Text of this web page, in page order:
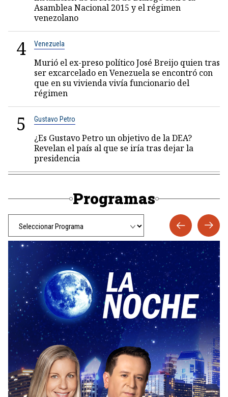
Asamblea Nacional 2015 y el régimen
venezolano
4 Venezuela
Murió el ex-preso político José Breijo quien tras
ser excarcelado en Venezuela se encontró con
que en su vivienda vivía funcionario del
régimen
5 Gustavo Petro
¿Es Gustavo Petro un objetivo de la DEA?
Revelan el país al que se iría tras dejar la
presidencia
Programas